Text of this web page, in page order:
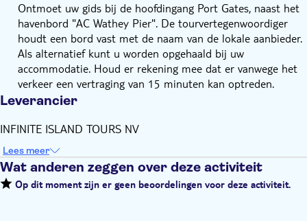
Ontmoet uw gids bij de hoofdingang Port Gates, naast het
havenbord "AC Wathey Pier". De tourvertegenwoordiger
houdt een bord vast met de naam van de lokale aanbieder.
Als alternatief kunt u worden opgehaald bij uw
accommodatie. Houd er rekening mee dat er vanwege het
verkeer een vertraging van 15 minuten kan optreden.
Leverancier
INFINITE ISLAND TOURS NV
Lees meer
Wat anderen zeggen over deze activiteit
Op dit moment zijn er geen beoordelingen voor deze activiteit.